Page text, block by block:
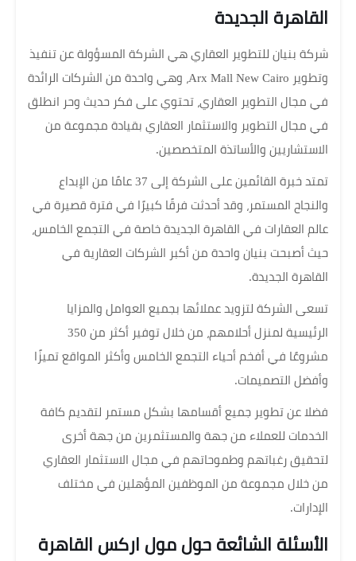
القاهرة الجديدة
شركة بنيان للتطوير العقاري هي الشركة المسؤولة عن تنفيذ
وتطوير Arx Mall New Cairo، وهي واحدة من الشركات الرائدة
في مجال التطوير العقاري، تحتوي على فكر حديث وحر انطلق
في مجال التطوير والاستثمار العقاري بقيادة مجموعة من
الاستشاريين والأساتذة المتخصصين.
تمتد خبرة القائمين على الشركة إلى 37 عامًا من الإبداع
والنجاح المستمر، وقد أحدثت فرقًا كبيرًا في فترة قصيرة في
عالم العقارات في القاهرة الجديدة خاصة في التجمع الخامس،
حيث أصبحت بنيان واحدة من أكبر الشركات العقارية في
القاهرة الجديدة.
تسعى الشركة لتزويد عملائها بجميع العوامل والمزايا
الرئيسية لمنزل أحلامهم، من خلال توفير أكثر من 350
مشروعًا في أفخم أحياء التجمع الخامس وأكثر المواقع تميزًا
وأفضل التصميمات.
فضلا عن تطوير جميع أقسامها بشكل مستمر لتقديم كافة
الخدمات للعملاء من جهة والمستثمرين من جهة أخرى
لتحقيق رغباتهم وطموحاتهم في مجال الاستثمار العقاري
من خلال مجموعة من الموظفين المؤهلين في مختلف
الإدارات.
الأسئلة الشائعة حول مول اركس القاهرة